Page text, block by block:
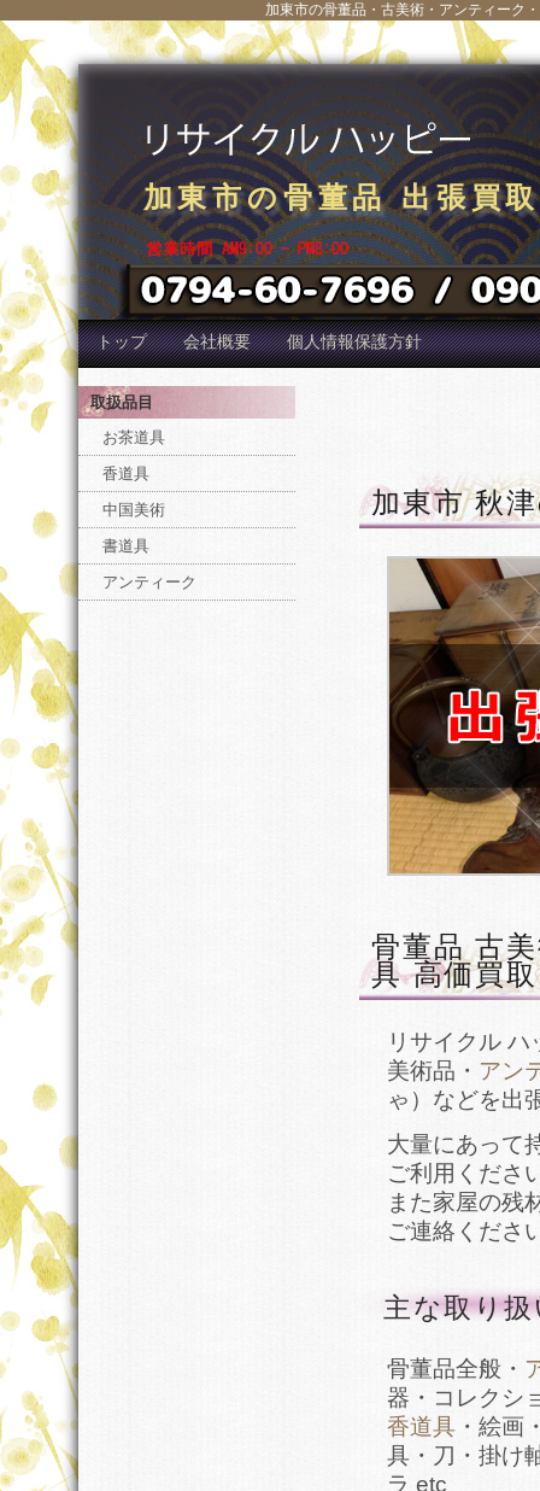
加東市の骨董品・古美術・アンティーク
加東市の骨董品 出張買
加東市の骨董品 出張買
加東市の骨董品 出張買
加東市の骨董品 出張買
加東市の骨董品 出張買
加東市の骨董品 出張買
加東市の骨董品 出張買
加東市の骨董品 出張買
加東市の骨董品 出張買
加東市の骨董品 出張買
トップ 会社概要 個人情報保護方針
加東市 秋
骨董品 古
具 高価買取
リサイクル
美術品・ アン
ゃ）などを出
大量にあって
ご利用くださ
また家屋の残
ご連絡くださ
主な取り
骨董品全般・
器・コレクシ
香道具・絵画
具・刀・掛け
ラ etc
取扱品目
お茶道具
香道具
中国美術
書道具
アンティーク